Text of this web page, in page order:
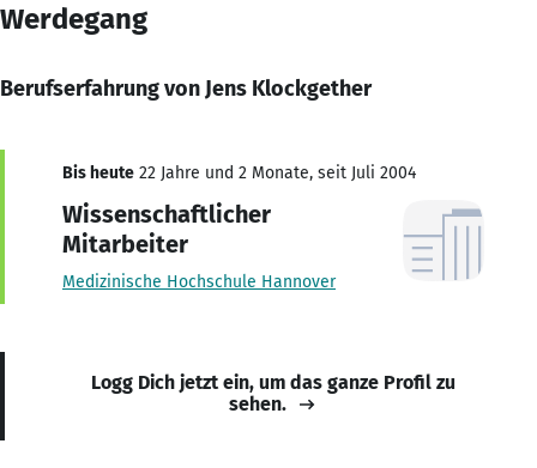
Werdegang
Berufserfahrung von Jens Klockgether
Bis heute 22 Jahre und 2 Monate, seit Juli 2004
Wissenschaftlicher
Mitarbeiter
Medizinische Hochschule Hannover
Logg Dich jetzt ein, um das ganze Profil zu
sehen.